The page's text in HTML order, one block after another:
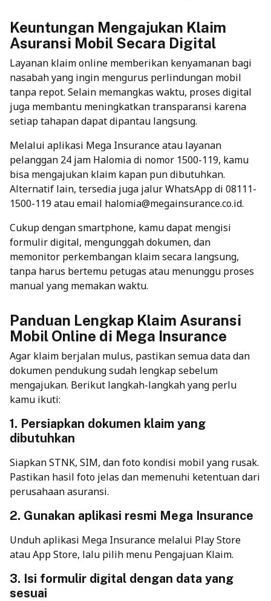
Keuntungan Mengajukan Klaim
Asuransi Mobil Secara Digital
Layanan klaim online memberikan kenyamanan bagi
nasabah yang ingin mengurus perlindungan mobil
tanpa repot. Selain memangkas waktu, proses digital
juga membantu meningkatkan transparansi karena
setiap tahapan dapat dipantau langsung.
Melalui aplikasi Mega Insurance atau layanan
pelanggan 24 jam Halomia di nomor 1500-119, kamu
bisa mengajukan klaim kapan pun dibutuhkan.
Alternatif lain, tersedia juga jalur WhatsApp di 08111-
1500-119 atau email halomia@megainsurance.co.id.
Cukup dengan smartphone, kamu dapat mengisi
formulir digital, mengunggah dokumen, dan
memonitor perkembangan klaim secara langsung,
tanpa harus bertemu petugas atau menunggu proses
manual yang memakan waktu.
Panduan Lengkap Klaim Asuransi
Mobil Online di Mega Insurance
Agar klaim berjalan mulus, pastikan semua data dan
dokumen pendukung sudah lengkap sebelum
mengajukan. Berikut langkah-langkah yang perlu
kamu ikuti:
1. Persiapkan dokumen klaim yang
dibutuhkan
Siapkan STNK, SIM, dan foto kondisi mobil yang rusak.
Pastikan hasil foto jelas dan memenuhi ketentuan dari
perusahaan asuransi.
2. Gunakan aplikasi resmi Mega Insurance
Unduh aplikasi Mega Insurance melalui Play Store
atau App Store, lalu pilih menu Pengajuan Klaim.
3. Isi formulir digital dengan data yang
sesuai